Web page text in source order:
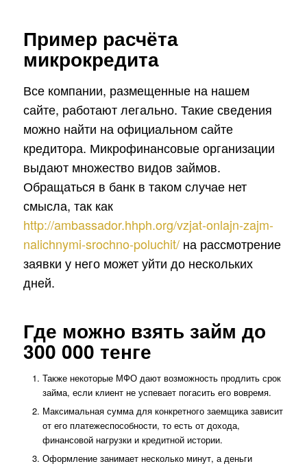
Пример расчёта
микрокредита
Все компании, размещенные на нашем
сайте, работают легально. Такие сведения
можно найти на официальном сайте
кредитора. Микрофинансовые организации
выдают множество видов займов.
Обращаться в банк в таком случае нет
смысла, так как
http://ambassador.hhph.org/vzjat-onlajn-zajm-
nalichnymi-srochno-poluchit/на рассмотрение
заявки у него может уйти до нескольких
дней.
Где можно взять займ до
300 000 тенге
Также некоторые МФО дают возможность продлить срок
займа, если клиент не успевает погасить его вовремя.
Максимальная сумма для конкретного заемщика зависит
от его платежеспособности, то есть от дохода,
финансовой нагрузки и кредитной истории.
Оформление занимает несколько минут, а деньги